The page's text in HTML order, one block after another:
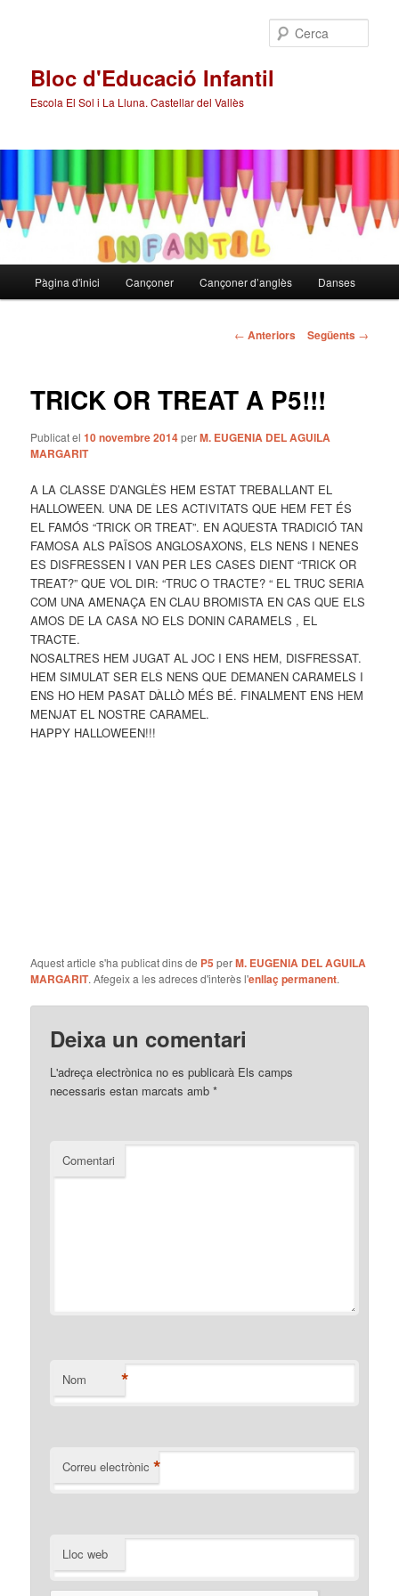
Bloc d'Educació Infantil
Escola El Sol i La Lluna. Castellar del Vallès
principal
Aneu
principal
Pàgina d'inici Cançoner Cançoner d’anglès Danses
Navegació
← Anteriors Següents →
TRICK OR TREAT A P5!!!
Publicat el10 novembre 2014perM. EUGENIA DEL AGUILA
MARGARIT
A LA CLASSE D’ANGLÈS HEM ESTAT TREBALLANT EL
HALLOWEEN. UNA DE LES ACTIVITATS QUE HEM FET ÉS
EL FAMÓS “TRICK OR TREAT”. EN AQUESTA TRADICIÓ TAN
FAMOSA ALS PAÏSOS ANGLOSAXONS, ELS NENS I NENES
ES DISFRESSEN I VAN PER LES CASES DIENT “TRICK OR
TREAT?” QUE VOL DIR: “TRUC O TRACTE? “ EL TRUC SERIA
COM UNA AMENAÇA EN CLAU BROMISTA EN CAS QUE ELS
AMOS DE LA CASA NO ELS DONIN CARAMELS , EL
TRACTE.
NOSALTRES HEM JUGAT AL JOC I ENS HEM, DISFRESSAT.
HEM SIMULAT SER ELS NENS QUE DEMANEN CARAMELS I
ENS HO HEM PASAT DÀLLÒ MÉS BÉ. FINALMENT ENS HEM
MENJAT EL NOSTRE CARAMEL.
HAPPY HALLOWEEN!!!
Aquest article s'ha publicat dins de P5 perM. EUGENIA DEL AGUILA
MARGARIT. Afegeix a les adreces d'interès l'enllaç permanent.
Deixa un comentari
L'adreça electrònica no es publicarà Els camps
necessaris estan marcats amb*
Comentari
Nom *
Correu electrònic *
Lloc web